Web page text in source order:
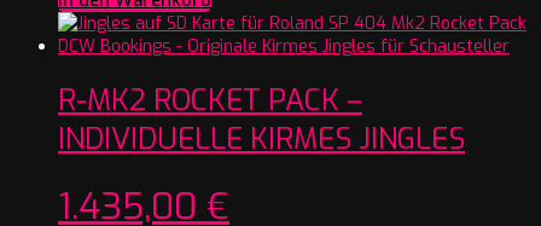
R-MK2 ROCKET PACK –
INDIVIDUELLE KIRMES JINGLES
1.435,00 €